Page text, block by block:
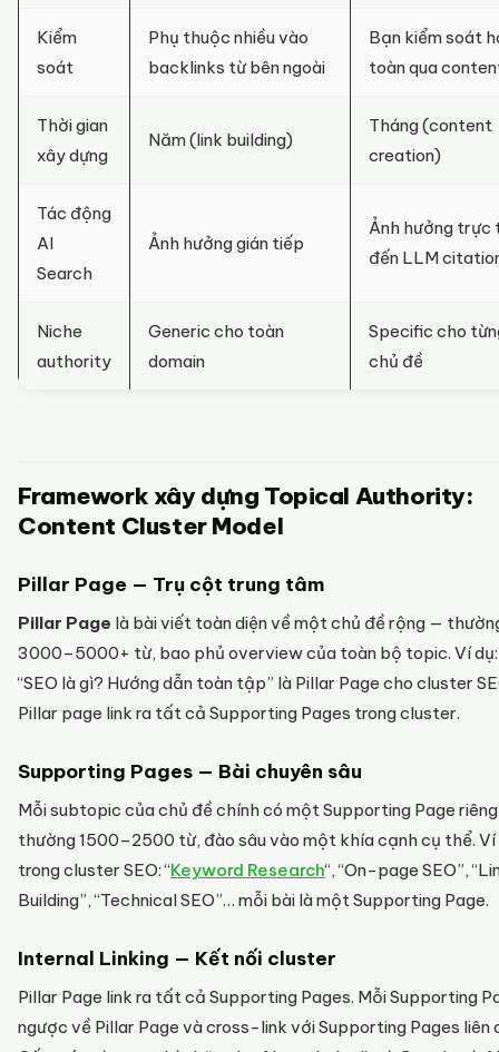
Kiểm
soát
Phụ thuộc nhiều vào
backlinks từ bên ngoài
Bạn kiểm soát
toàn qua
Thời gian
xây dựng
Năm (link building)
Tháng (content
creation)
Tác động
AI
Search
Ảnh hưởng gián tiếp
Ảnh hưởng trực
đến LLM
Niche
authority
Generic cho toàn
domain
Specific cho
chủ đề
Framework xây dựng Topical Authority:
Content Cluster Model
Pillar Page — Trụ cột trung tâm
Pillar Page là bài viết toàn diện về một chủ đề rộng —
3000–5000+ từ, bao phủ overview của toàn bộ topic. Ví
“SEO là gì? Hướng dẫn toàn tập” là Pillar Page cho cluster
Pillar page link ra tất cả Supporting Pages trong cluster.
Supporting Pages — Bài chuyên sâu
Mỗi subtopic của chủ đề chính có một Supporting Page
thường 1500–2500 từ, đào sâu vào một khía cạnh cụ thể. Ví
trong cluster SEO: “Keyword Research“, “On-page SEO”,
Building”, “Technical SEO”… mỗi bài là một Supporting Page.
Internal Linking — Kết nối cluster
Pillar Page link ra tất cả Supporting Pages. Mỗi Supporting
ngược về Pillar Page và cross-link với Supporting Pages liên